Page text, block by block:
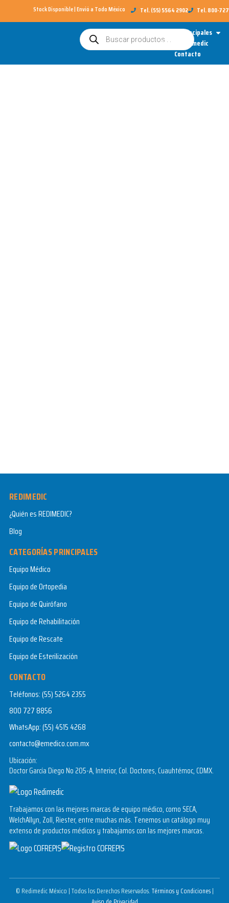
al
Stock Disponible | Envió a Todo México​ Tel. (55) 5564 2902 Tel. 800-
Búsqueda
de
productos
Categorías Principales
Sobre Redimedic
Contacto
REDIMEDIC
¿Quién es REDIMEDIC?
Blog
CATEGORÍAS PRINCIPALES
Equipo Médico
Equipo de Ortopedia
Equipo de Quirófano
Equipo de Rehabilitación
Equipo de Rescate
Equipo de Esterilización
CONTACTO
Teléfonos:(55) 5264 2355
800 727 8856
WhatsApp:(55) 4515 4268
contacto@emedico.com.mx
Ubicación:
Doctor García Diego No 205-A, Interior, Col. Doctores, Cuauhtémoc, CDMX.
Trabajamos con las mejores marcas de equipo médico, como SECA,
WelchAllyn, Zoll, Riester, entre muchas más. Tenemos un catálogo muy
extenso de productos médicos y trabajamos con las mejores marcas.
© Redimedic México | Todos los Derechos Reservados.Términos y Condiciones|